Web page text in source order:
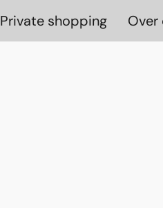
Private shopping Over